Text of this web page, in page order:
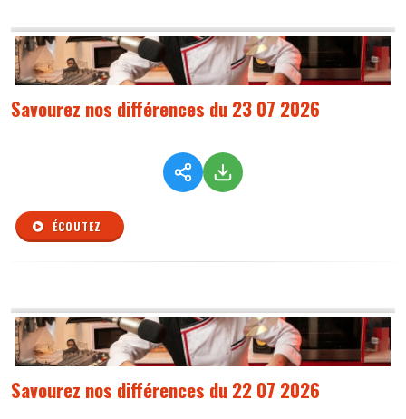
Savourez nos différences du 23 07 2026
ÉCOUTEZ
Savourez nos différences du 22 07 2026